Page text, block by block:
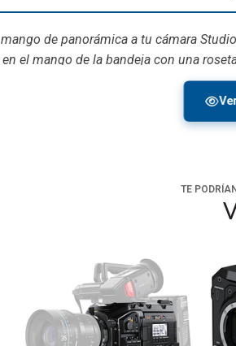
de panorámica a tu cámara
el mango de la bandeja con una
de velocidad y un botón de inicio/
TE